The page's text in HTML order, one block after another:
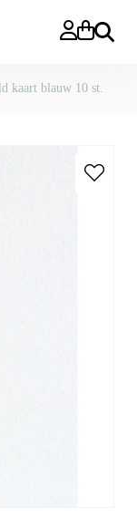
Zoeken
kaart blauw 10 st.